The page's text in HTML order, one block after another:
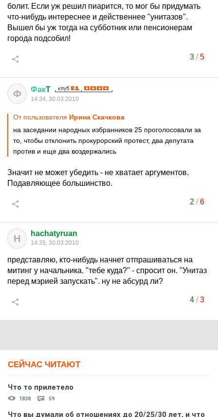
болит. Если уж решил пиарится, то мог бы придумать
что-нибудь интереснее и действеннее "унитазов".
Вышел бы уж тогда на субботник или пенсионерам
города подсобил!
3/5
Ф ФакT
14:34, 30.03.2010
От пользователя Ирина Скачкова
на заседании народных избранников 25 проголосовали за
то, чтобы отклонить прокурорский протест, два депутата
против и еще два воздержались
Значит не может убедить - не хватает аргументов.
Подавляющее большинство.
2 /6
H hachatyruan
14:35, 30.03.2010
представляю, кто-нибудь начнет отпрашиваться на
митинг у начальника. "тебе куда?" - спросит он. "Унитаз
перед мэрией запускать". ну не абсурд ли?
4/3
СЕЙЧАС ЧИТАЮТ
Что то прилетело
1838 59
Что вы думали об отношениях до 20/25/30 лет, и что